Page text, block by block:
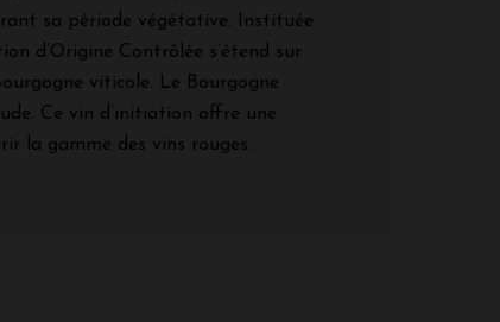
sa période végétative. Instituée
d’Origine Contrôlée s’étend sur
viticole. Le Bourgogne
Ce vin d’initiation offre une
la gamme des vins rouges.